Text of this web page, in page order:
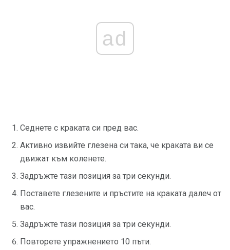
ad
Седнете с краката си пред вас.
Активно извийте глезена си така, че краката ви се
движат към коленете.
Задръжте тази позиция за три секунди.
Поставете глезените и пръстите на краката далеч от
вас.
Задръжте тази позиция за три секунди.
Повторете упражнението 10 пъти.